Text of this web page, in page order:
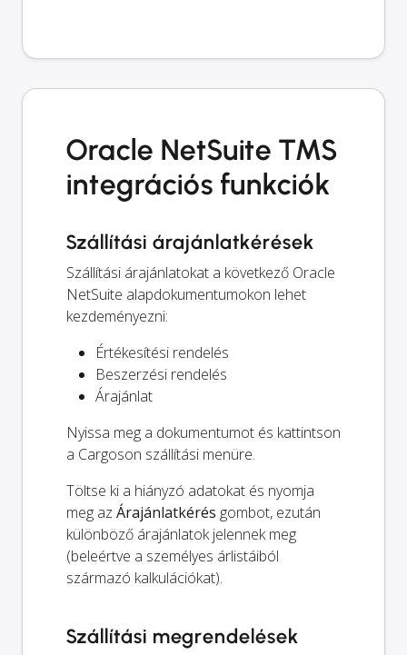
Oracle NetSuite TMS
integrációs funkciók
Szállítási árajánlatkérések
Szállítási árajánlatokat a következő Oracle
NetSuite alapdokumentumokon lehet
kezdeményezni:
Értékesítési rendelés
Beszerzési rendelés
Árajánlat
Nyissa meg a dokumentumot és kattintson
a Cargoson szállítási menüre.
Töltse ki a hiányzó adatokat és nyomja
meg az Árajánlatkérés gombot, ezután
különböző árajánlatok jelennek meg
(beleértve a személyes árlistáiból
származó kalkulációkat).
Szállítási megrendelések